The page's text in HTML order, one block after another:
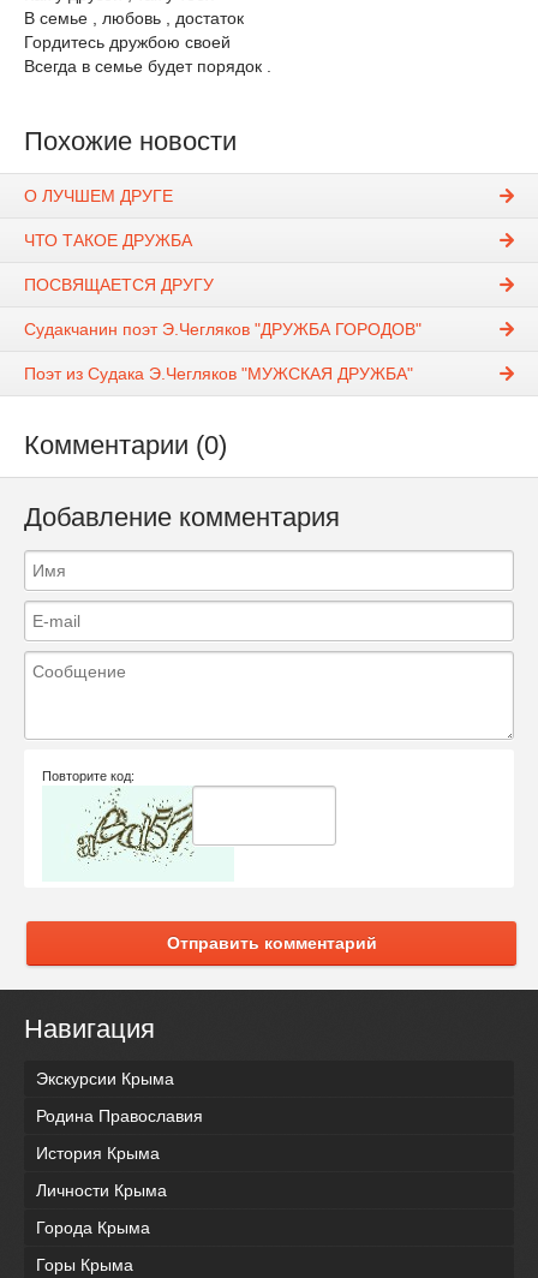
В семье , любовь , достаток
Гордитесь дружбою своей
Всегда в семье будет порядок .
Похожие новости
О ЛУЧШЕМ ДРУГЕ
ЧТО ТАКОЕ ДРУЖБА
ПОСВЯЩАЕТСЯ ДРУГУ
Судакчанин поэт Э.Чегляков "ДРУЖБА ГОРОДОВ"
Поэт из Судака Э.Чегляков "МУЖСКАЯ ДРУЖБА"
Комментарии (0)
Добавление комментария
Повторите код:
Отправить комментарий
Навигация
Экскурсии Крыма
Родина Православия
История Крыма
Личности Крыма
Города Крыма
Горы Крыма